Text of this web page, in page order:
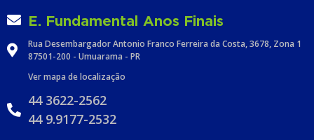
E. Fundamental Anos Finais
Rua Desembargador Antonio Franco Ferreira da Costa, 3678, Zona 1
87501-200 - Umuarama - PR
Ver mapa de localização
44 3622-2562
44 9.9177-2532